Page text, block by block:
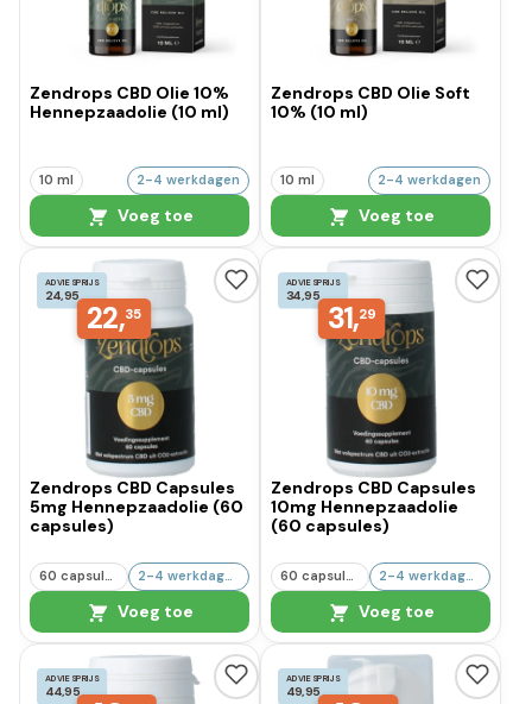
Zendrops CBD Olie 10%
Hennepzaadolie (10 ml)
10 ml 2-4 werkdagen
Voeg toe
Zendrops CBD Olie Soft
10% (10 ml)
10 ml 2-4 werkdagen
Voeg toe
ADVIESPRIJS
24,95
22,35
Zendrops CBD Capsules
5mg Hennepzaadolie (60
capsules)
Voeg toe
ADVIESPRIJS
34,95
31,29
Zendrops CBD Capsules
10mg Hennepzaadolie
(60 capsules)
Voeg toe
ADVIESPRIJS
44,95
ADVIESPRIJS
49,95